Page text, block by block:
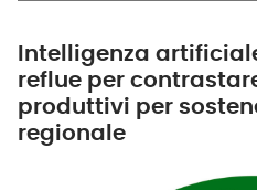
Intelligenza
reflue per
produttivi per
regionale